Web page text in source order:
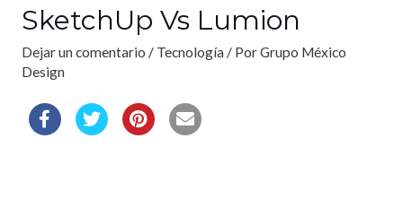
SketchUp Vs Lumion
Dejar un comentario / Tecnología / PorGrupo México
Design